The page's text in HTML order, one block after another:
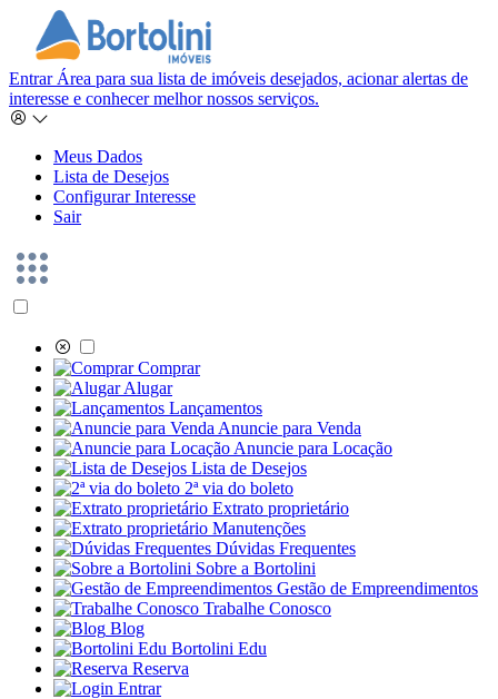
Entrar Área para sua lista de imóveis desejados, acionar alertas de
interesse e conhecer melhor nossos serviços.
Meus Dados
Lista de Desejos
Configurar Interesse
Sair
Comprar
Alugar
Lançamentos
Anuncie para Venda
Anuncie para Locação
Lista de Desejos
2ª via do boleto
Extrato proprietário
Manutenções
Dúvidas Frequentes
Sobre a Bortolini
Gestão de Empreendimentos
Trabalhe Conosco
Blog
Bortolini Edu
Reserva
Entrar